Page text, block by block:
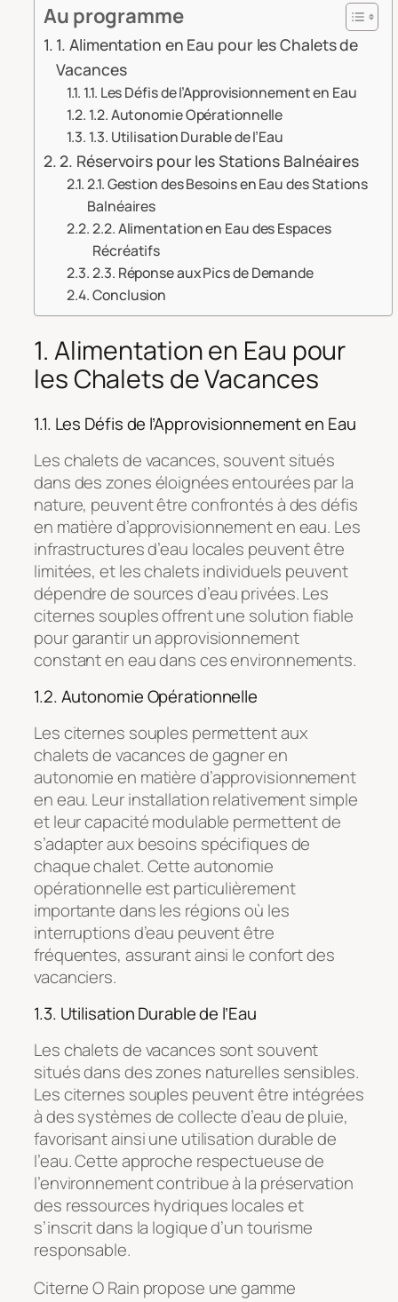
Au programme
1. Alimentation en Eau pour les Chalets de
Vacances
1.1. Les Défis de l’Approvisionnement en Eau
1.2. Autonomie Opérationnelle
1.3. Utilisation Durable de l’Eau
2. Réservoirs pour les Stations Balnéaires
2.1. Gestion des Besoins en Eau des Stations
Balnéaires
2.2. Alimentation en Eau des Espaces
Récréatifs
2.3. Réponse aux Pics de Demande
Conclusion
1. Alimentation en Eau pour
les Chalets de Vacances
1.1. Les Défis de l’Approvisionnement en Eau
Les chalets de vacances, souvent situés
dans des zones éloignées entourées par la
nature, peuvent être confrontés à des défis
en matière d’approvisionnement en eau. Les
infrastructures d’eau locales peuvent être
limitées, et les chalets individuels peuvent
dépendre de sources d’eau privées. Les
citernes souples offrent une solution fiable
pour garantir un approvisionnement
constant en eau dans ces environnements.
1.2. Autonomie Opérationnelle
Les citernes souples permettent aux
chalets de vacances de gagner en
autonomie en matière d’approvisionnement
en eau. Leur installation relativement simple
et leur capacité modulable permettent de
s’adapter aux besoins spécifiques de
chaque chalet. Cette autonomie
opérationnelle est particulièrement
importante dans les régions où les
interruptions d’eau peuvent être
fréquentes, assurant ainsi le confort des
vacanciers.
1.3. Utilisation Durable de l’Eau
Les chalets de vacances sont souvent
situés dans des zones naturelles sensibles.
Les citernes souples peuvent être intégrées
à des systèmes de collecte d’eau de pluie,
favorisant ainsi une utilisation durable de
l’eau. Cette approche respectueuse de
l’environnement contribue à la préservation
des ressources hydriques locales et
s’inscrit dans la logique d’un tourisme
responsable.
Citerne O Rain propose une gamme